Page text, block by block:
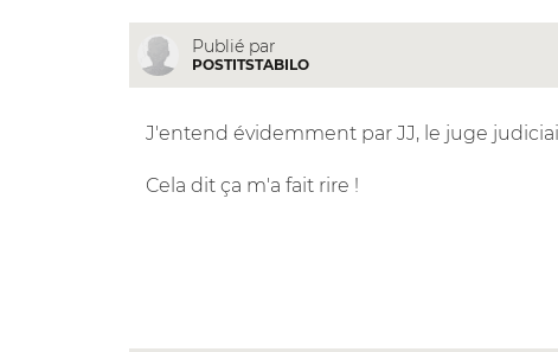
Publié par
POSTITSTABILO
J'entend évidemment par JJ, le juge
Cela dit ça m'a fait rire !